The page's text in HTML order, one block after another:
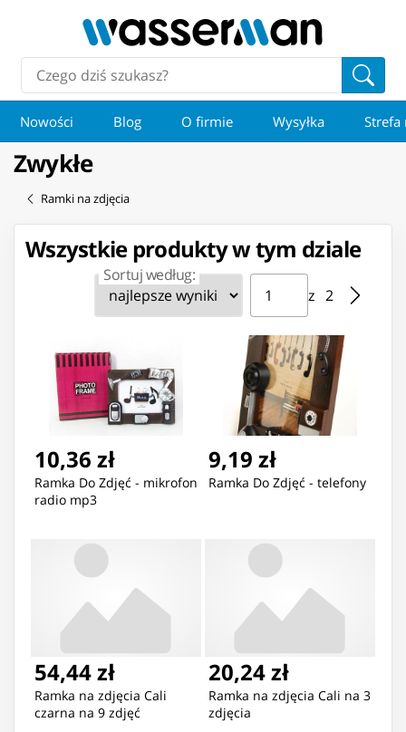
Nowości Blog O firmie Wysyłka Strefa
Zwykłe
Ramki na zdjęcia
Wszystkie produkty w tym dziale
Sortuj według: Strona ⁨1⁩ z ⁨2⁩
z ⁨2⁩
Przejdź do strony
10,36 zł
Ramka Do Zdjęć - mikrofon
radio mp3
9,19 zł
Ramka Do Zdjęć - telefony
54,44 zł
Ramka na zdjęcia Cali
czarna na 9 zdjęć
20,24 zł
Ramka na zdjęcia Cali na 3
zdjęcia